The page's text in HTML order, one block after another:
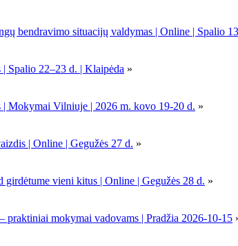
bendravimo situacijų valdymas | Online | Spalio
Spalio 22–23 d. | Klaipėda »
| Mokymai Vilniuje | 2026 m. kovo 19-20 d. »
| Online | Gegužės 27 d. »
girdėtume vieni kitus | Online | Gegužės 28 d. »
praktiniai mokymai vadovams | Pradžia 2026-10-15